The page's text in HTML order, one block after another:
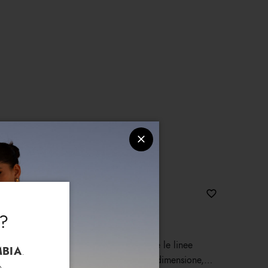
dalle piccole dimensioni, che riproduce le linee
rosso fuoco. Nonostante la dimensione,
?
.